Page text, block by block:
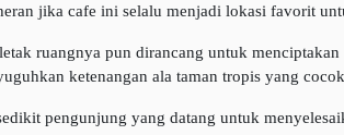
jika cafe ini selalu menjadi lokasi favorit
ruangnya pun dirancang untuk
ketenangan ala taman tropis yang
pengunjung yang datang untuk